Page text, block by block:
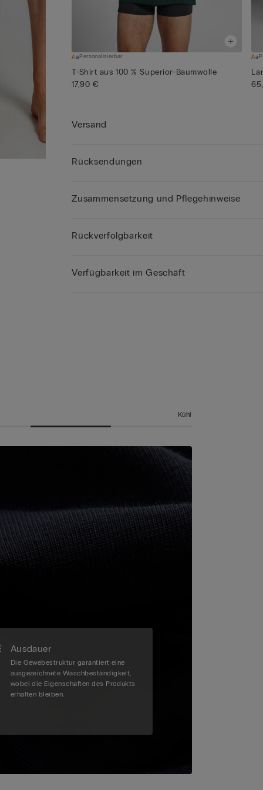
Personalisierbar
T-Shirt aus 100 % Superior-Baumwolle
17,90 €
Versand
Rücksendungen
Zusammensetzung und Pflegehinweise
Rückverfolgbarkeit
Verfügbarkeit im Geschäft
Kühl
Ausdauer
Die Gewebestruktur garantiert eine
ausgezeichnete Waschbeständigkeit,
wobei die Eigenschaften des Produkts
erhalten bleiben.